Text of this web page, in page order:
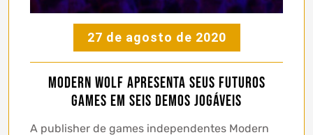
27 de agosto de 2020
Modern Wolf apresenta seus futuros
games em seis demos jogáveis
A publisher de games independentes Modern